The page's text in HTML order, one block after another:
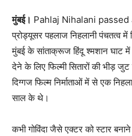
मुंबई। Pahlaj Nihalani passed
प्रोड्यूसर पहलाज निहलानी पंचतत्व
मुंबई के सांताक्रूज हिंदू श्मशान घाट में
देने के लिए फिल्मी सितारों की भीड़
दिग्गज फिल्म निर्माताओं में से एक
साल के थे।
कभी गोविंदा जैसे एक्टर को स्टार